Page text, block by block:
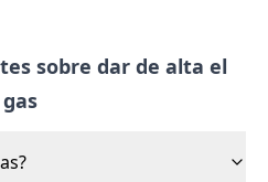
sobre dar de alta el
gas